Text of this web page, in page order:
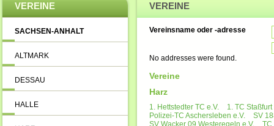
VEREINE
SACHSEN-ANHALT
ALTMARK
DESSAU
HALLE
VEREINE
Vereinsname oder -adresse
No addresses were found.
Vereine
Harz
1. Hettstedter TC e.V.
1. TC Staßfurt
Polizei-TC Aschersleben e.V.
SV
SV Wacker 09 Westeregeln e.V.
TC